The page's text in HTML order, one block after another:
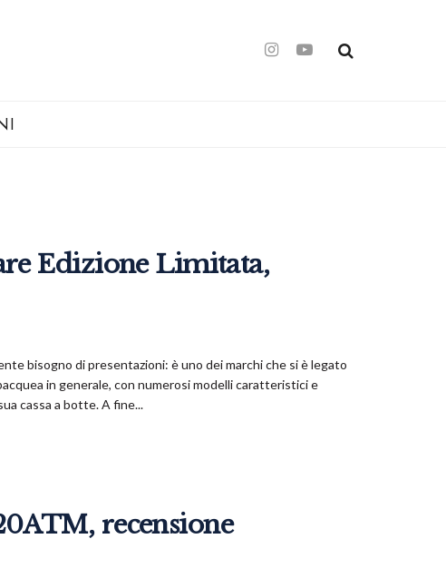
Edizione Limitata,
bisogno di presentazioni: è uno dei marchi che si è legato
in generale, con numerosi modelli caratteristici e
cassa a botte. A fine...
recensione